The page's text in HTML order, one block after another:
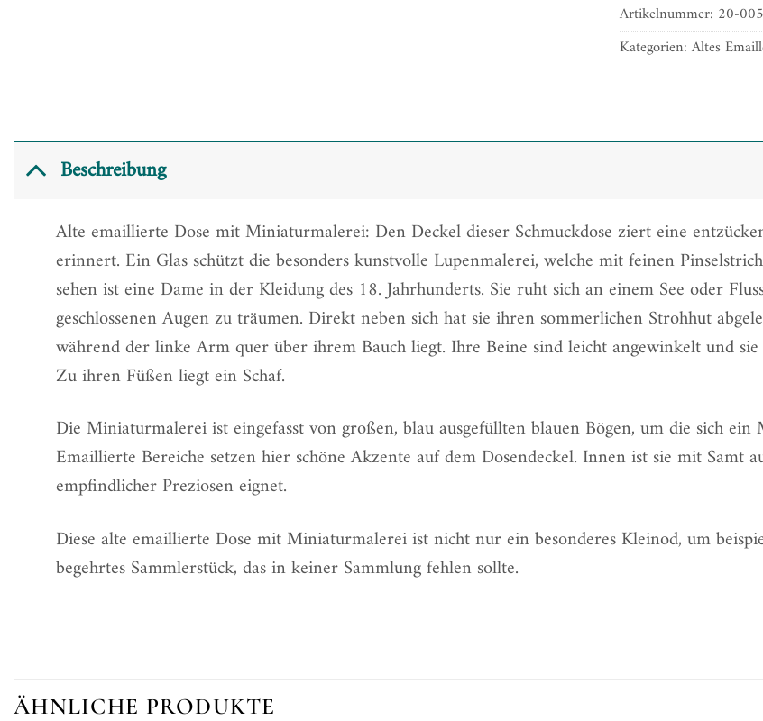
Artikelnummer: 20-005
Kategorien: Altes
Beschreibung
Alte emaillierte Dose mit Miniaturmalerei: Den Deckel dieser Schmuckdose ziert eine
erinnert. Ein Glas schützt die besonders kunstvolle Lupenmalerei, welche mit feinen
sehen ist eine Dame in der Kleidung des 18. Jahrhunderts. Sie ruht sich an einem See oder
geschlossenen Augen zu träumen. Direkt neben sich hat sie ihren sommerlichen Strohhut
während der linke Arm quer über ihrem Bauch liegt. Ihre Beine sind leicht angewinkelt und
Zu ihren Füßen liegt ein Schaf.
Die Miniaturmalerei ist eingefasst von großen, blau ausgefüllten blauen Bögen, um die sich
Emaillierte Bereiche setzen hier schöne Akzente auf dem Dosendeckel. Innen ist sie mit Samt
empfindlicher Preziosen eignet.
Diese alte emaillierte Dose mit Miniaturmalerei ist nicht nur ein besonderes Kleinod, um
begehrtes Sammlerstück, das in keiner Sammlung fehlen sollte.
ÄHNLICHE PRODUKTE